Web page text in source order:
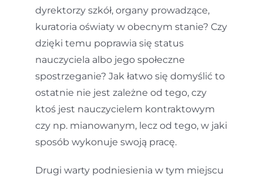
dyrektorzy szkół, organy prowadzące,
kuratoria oświaty w obecnym stanie? Czy
dzięki temu poprawia się status
nauczyciela albo jego społeczne
spostrzeganie? Jak łatwo się domyślić to
ostatnie nie jest zależne od tego, czy
ktoś jest nauczycielem kontraktowym
czy np. mianowanym, lecz od tego, w jaki
sposób wykonuje swoją pracę.
Drugi warty podniesienia w tym miejscu